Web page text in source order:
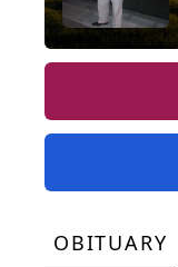
OBITUARY